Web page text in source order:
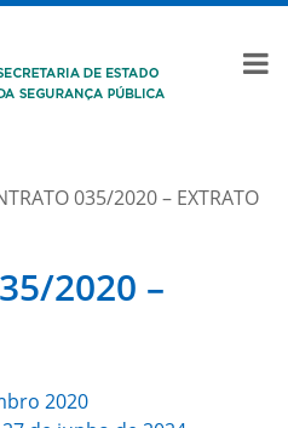
035/2020 – EXTRATO
2020 –
2020